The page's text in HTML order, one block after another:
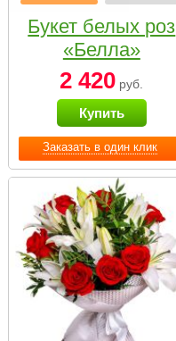
Заказать в один клик
Букет белых роз
«Белла»
2 420 руб.
Купить